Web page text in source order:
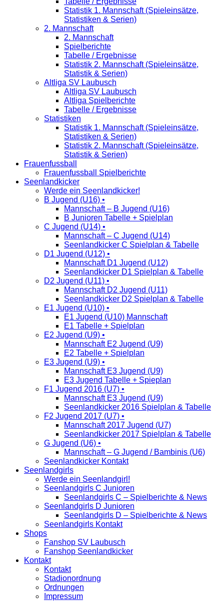
Statistik 1. Mannschaft (Spieleinsätze,
Statistiken & Serien)
2. Mannschaft
2. Mannschaft
Spielberichte
Tabelle / Ergebnisse
Statistik 2. Mannschaft (Spieleinsätze,
Statistik & Serien)
Altliga SV Laubusch
Altliga SV Laubusch
Altliga Spielberichte
Tabelle / Ergebnisse
Statistiken
Statistik 1. Mannschaft (Spieleinsätze,
Statistiken & Serien)
Statistik 2. Mannschaft (Spieleinsätze,
Statistik & Serien)
Frauenfussball
Frauenfussball Spielberichte
Seenlandkicker
Werde ein Seenlandkicker!
B Jugend (U16) •
Mannschaft – B Jugend (U16)
B Junioren Tabelle + Spielplan
C Jugend (U14) •
Mannschaft – C Jugend (U14)
Seenlandkicker C Spielplan & Tabelle
D1 Jugend (U12) •
Mannschaft D1 Jugend (U12)
Seenlandkicker D1 Spielplan & Tabelle
D2 Jugend (U11) •
Mannschaft D2 Jugend (U11)
Seenlandkicker D2 Spielplan & Tabelle
E1 Jugend (U10) •
E1 Jugend (U10) Mannschaft
E1 Tabelle + Spielplan
E2 Jugend (U9) •
Mannschaft E2 Jugend (U9)
E2 Tabelle + Spielplan
E3 Jugend (U9) •
Mannschaft E3 Jugend (U9)
E3 Jugend Tabelle + Spieplan
F1 Jugend 2016 (U7) •
Mannschaft E3 Jugend (U9)
Seenlandkicker 2016 Spielplan & Tabelle
F2 Jugend 2017 (U7) •
Mannschaft 2017 Jugend (U7)
Seenlandkicker 2017 Spielplan & Tabelle
G Jugend (U6) •
Mannschaft – G Jugend / Bambinis (U6)
Seenlandkicker Kontakt
Seenlandgirls
Werde ein Seenlandgirl!
Seenlandgirls C Junioren
Seenlandgirls C – Spielberichte & News
Seenlandgirls D Junioren
Seenlandgirls D – Spielberichte & News
Seenlandgirls Kontakt
Shops
Fanshop SV Laubusch
Fanshop Seenlandkicker
Kontakt
Kontakt
Stadionordnung
Ordnungen
Impressum